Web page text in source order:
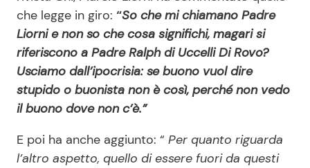
che legge in giro: “So che mi chiamano Padre
Liorni e non so che cosa significhi, magari si
riferiscono a Padre Ralph di Uccelli Di Rovo?
Usciamo dall’ipocrisia: se buono vuol dire
stupido o buonista non è così, perché non vedo
il buono dove non c’è.”
E poi ha anche aggiunto: “ Per quanto riguarda
l’altro aspetto, quello di essere fuori da questi